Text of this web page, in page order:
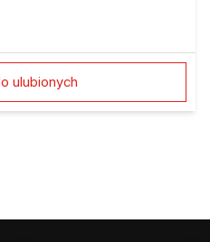
ulubionych